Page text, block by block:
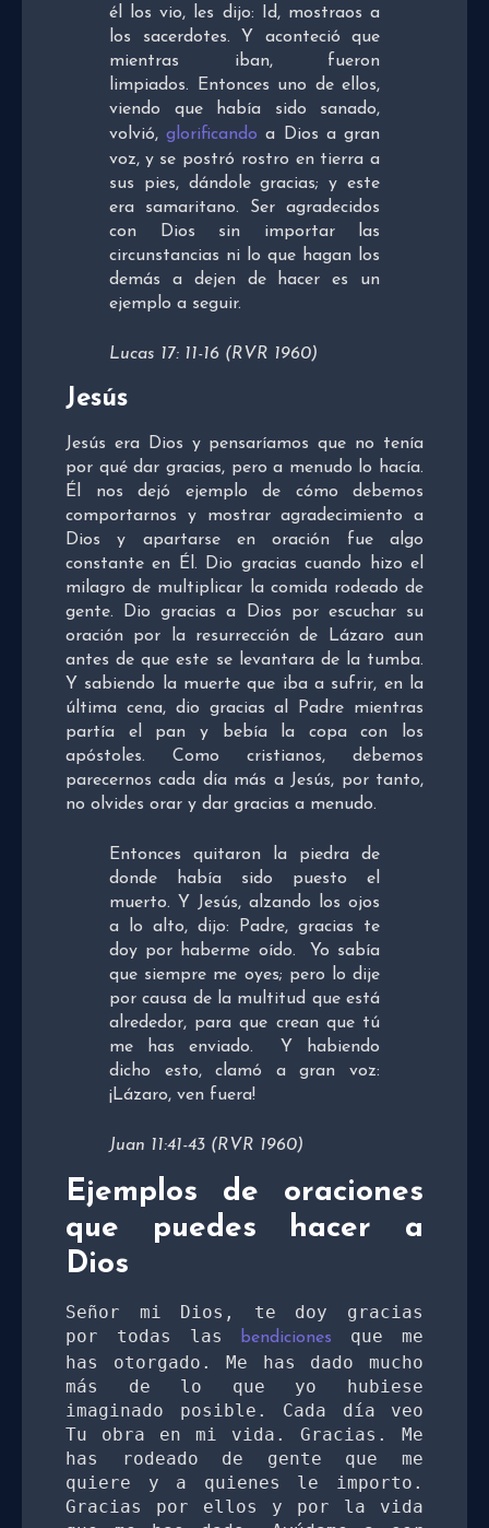
él los vio, les dijo: Id, mostraos a
los sacerdotes. Y aconteció que
mientras iban, fueron
limpiados. Entonces uno de ellos,
viendo que había sido sanado,
volvió,glorificando a Dios a gran
voz, y se postró rostro en tierra a
sus pies, dándole gracias; y este
era samaritano. Ser agradecidos
con Dios sin importar las
circunstancias ni lo que hagan los
demás a dejen de hacer es un
ejemplo a seguir.
Lucas 17: 11-16 (RVR 1960)
Jesús
Jesús era Dios y pensaríamos que no tenía
por qué dar gracias, pero a menudo lo hacía.
Él nos dejó ejemplo de cómo debemos
comportarnos y mostrar agradecimiento a
Dios y apartarse en oración fue algo
constante en Él. Dio gracias cuando hizo el
milagro de multiplicar la comida rodeado de
gente. Dio gracias a Dios por escuchar su
oración por la resurrección de Lázaro aun
antes de que este se levantara de la tumba.
Y sabiendo la muerte que iba a sufrir, en la
última cena, dio gracias al Padre mientras
partía el pan y bebía la copa con los
apóstoles. Como cristianos, debemos
parecernos cada día más a Jesús, por tanto,
no olvides orar y dar gracias a menudo.
Entonces quitaron la piedra de
donde había sido puesto el
muerto. Y Jesús, alzando los ojos
a lo alto, dijo: Padre, gracias te
doy por haberme oído.
Yo sabía
que siempre me oyes; pero lo dije
por causa de la multitud que está
alrededor, para que crean que tú
me has enviado.
Y habiendo
dicho esto, clamó a gran voz:
¡Lázaro, ven fuera!
Juan 11:41-43 (RVR 1960)
Ejemplos de oraciones
que puedes hacer a
Dios
Señor mi Dios, te doy gracias
por todas las
bendiciones
que me
has otorgado. Me has dado mucho
más de lo que yo hubiese
imaginado posible. Cada día veo
Tu obra en mi vida. Gracias. Me
has rodeado de gente que me
quiere y a quienes le importo.
Gracias por ellos y por la vida